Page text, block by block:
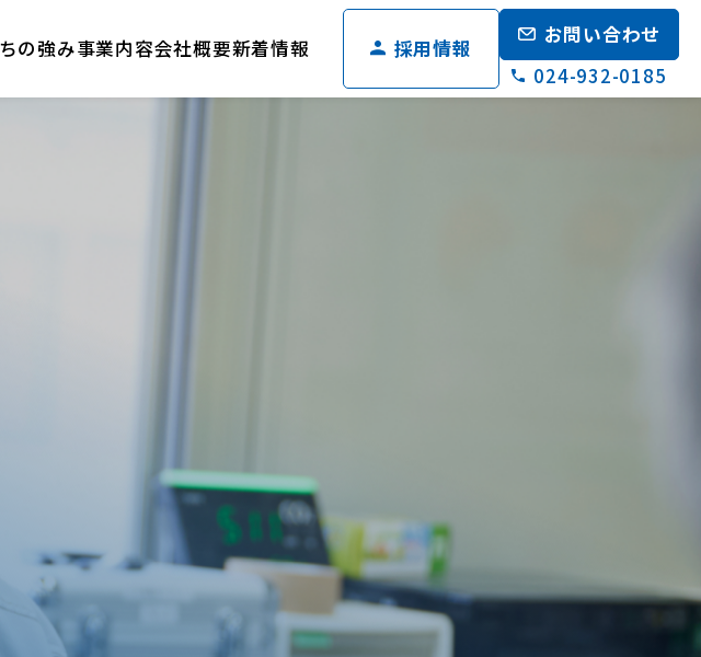
の強み事業内容会社概要新着情報 採用情報
お問い合わせ
024-932-0185